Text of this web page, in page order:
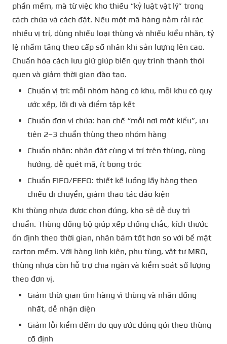
phần mềm, mà từ việc kho thiếu “kỷ luật vật lý” trong
cách chứa và cách đặt. Nếu một mã hàng nằm rải rác
nhiều vị trí, dùng nhiều loại thùng và nhiều kiểu nhãn, tỷ
lệ nhầm tăng theo cấp số nhân khi sản lượng lên cao.
Chuẩn hóa cách lưu giữ giúp biến quy trình thành thói
quen và giảm thời gian đào tạo.
Chuẩn vị trí: mỗi nhóm hàng có khu, mỗi khu có quy
ước xếp, lối đi và điểm tập kết
Chuẩn đơn vị chứa: hạn chế “mỗi nơi một kiểu”, ưu
tiên 2–3 chuẩn thùng theo nhóm hàng
Chuẩn nhãn: nhãn đặt cùng vị trí trên thùng, cùng
hướng, dễ quét mã, ít bong tróc
Chuẩn FIFO/FEFO: thiết kế luồng lấy hàng theo
chiều di chuyển, giảm thao tác đảo kiện
Khi thùng nhựa được chọn đúng, kho sẽ dễ duy trì
chuẩn. Thùng đồng bộ giúp xếp chồng chắc, kích thước
ổn định theo thời gian, nhãn bám tốt hơn so với bề mặt
carton mềm. Với hàng linh kiện, phụ tùng, vật tư MRO,
thùng nhựa còn hỗ trợ chia ngăn và kiểm soát số lượng
theo đơn vị.
Giảm thời gian tìm hàng vì thùng và nhãn đồng
nhất, dễ nhận diện
Giảm lỗi kiểm đếm do quy ước đóng gói theo thùng
cố định